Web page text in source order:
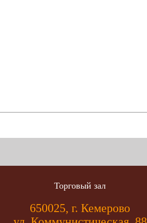
Торговый зал
650025, г. Кемерово